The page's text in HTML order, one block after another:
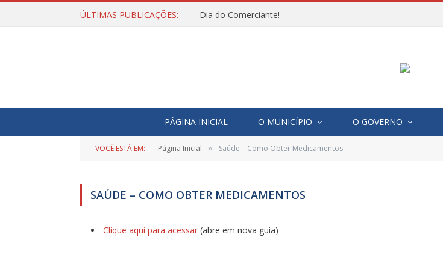
ÚLTIMAS PUBLICAÇÕES: Dia do Comerciante!
PÁGINA INICIAL O MUNICÍPIO O GOVERNO
VOCÊ ESTÁ EM: Página Inicial » Saúde – Como Obter Medicamentos
SAÚDE – COMO OBTER MEDICAMENTOS
Clique aqui para acessar (abre em nova guia)